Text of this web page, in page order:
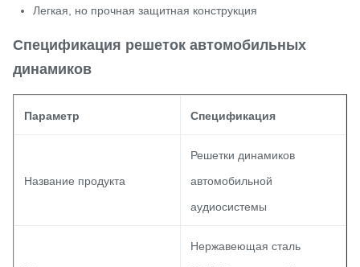
Легкая, но прочная защитная конструкция
Спецификация решеток автомобильных
динамиков
Параметр Спецификация
Название продукта
Решетки динамиков
автомобильной
аудиосистемы
Нержавеющая сталь